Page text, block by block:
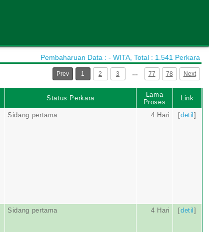
Pembaharuan Data : - WITA, Total : 1.541 Perkara
Prev 1 2 3 … 77 78 Next
Status Perkara
Lama
Proses
Link
Sidang pertama 4 Hari [detil]
Sidang pertama 4 Hari [detil]